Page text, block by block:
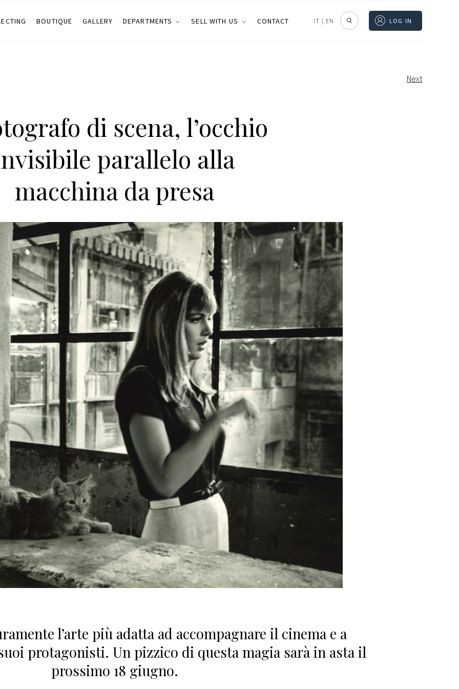
BOUTIQUE GALLERY DEPARTMENTS SELL WITH US CONTACT IT | EN LOG IN
Next
di scena, l’occhio
parallelo alla
macchina da presa
l’arte più adatta ad accompagnare il cinema e a
protagonisti. Un pizzico di questa magia sarà in asta il
prossimo 18 giugno.